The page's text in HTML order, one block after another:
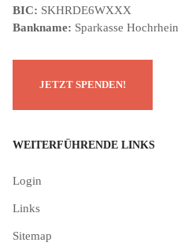
BIC: SKHRDE6WXXX
Bankname: Sparkasse Hochrhein
WEITERFÜHRENDE LINKS
Login
Links
Sitemap